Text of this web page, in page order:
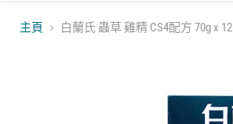
主頁 白蘭氏 蟲草 雞精 CS4配方 70g x 12